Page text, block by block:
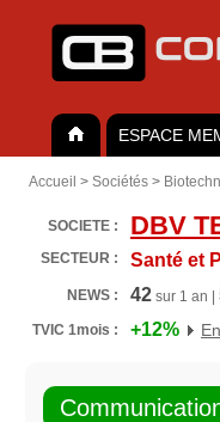
ESPACE
Accueil > Sociétés >
SOCIETE : DBV
SECTEUR : Santé et
NEWS : 42 sur 1 an |
TVIC 1mois :
+12%